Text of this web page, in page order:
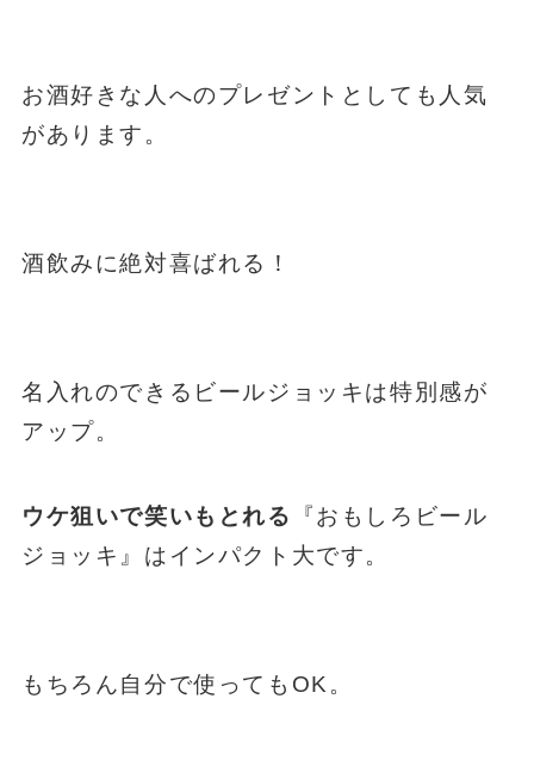
お酒好きな人へのプレゼントとしても人気
があります。
酒飲みに絶対喜ばれる！
名入れのできるビールジョッキは特別感が
アップ。
ウケ狙いで笑いもとれる
『おもしろビール
ジョッキ』はインパクト大です。
もちろん自分で使ってもOK。